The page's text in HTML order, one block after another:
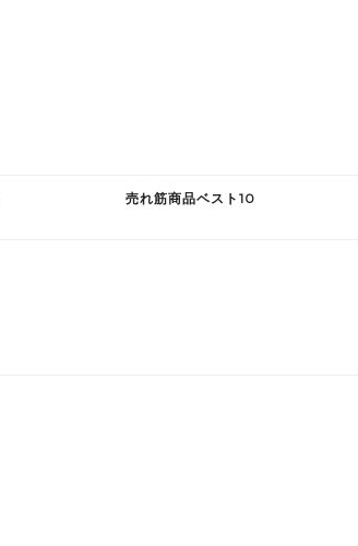
売れ筋商品ベスト10